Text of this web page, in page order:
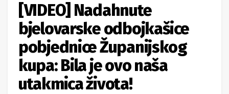
[VIDEO] Nadahnute
bjelovarske odbojkašice
pobjednice Županijskog
kupa: Bila je ovo naša
utakmica života!